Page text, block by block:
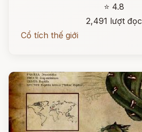
⭐ 4.8
2,491 lượt đọc
Cổ tích thế giới